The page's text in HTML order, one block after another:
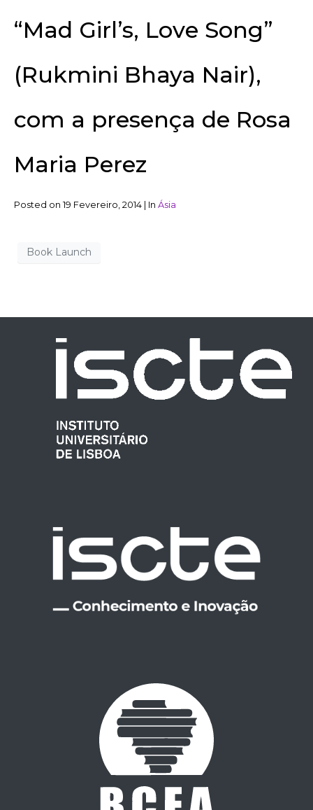
“Mad Girl’s, Love Song”
(Rukmini Bhaya Nair),
com a presença de Rosa
Maria Perez
Posted on 19 Fevereiro, 2014 | In Ásia
Book Launch